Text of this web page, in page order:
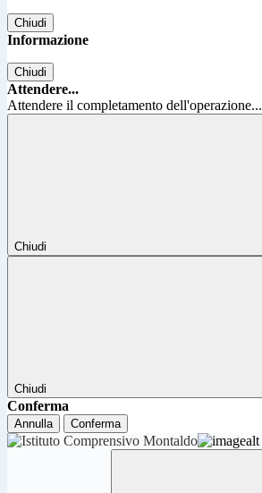
Chiudi
Informazione
Chiudi
Attendere...
Attendere il completamento dell'operazione...
Chiudi
Chiudi
Conferma
Annulla Conferma